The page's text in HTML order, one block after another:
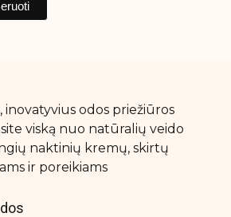
inovatyvius odos priežiūros
viską nuo natūralių veido
naktinių kremų, skirtų
ir poreikiams